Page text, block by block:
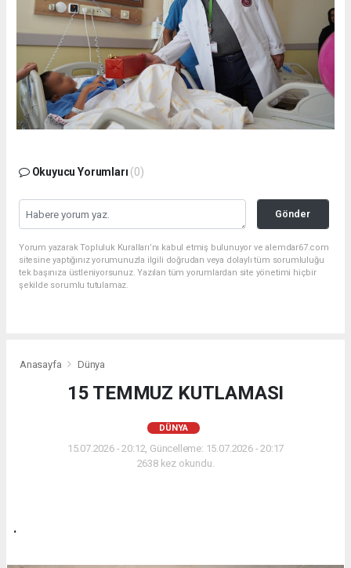
Okuyucu Yorumları (0)
Gönder
Yorum yazarak Topluluk Kuralları’nı kabul etmiş bulunuyor ve alemdar67.com
sitesine yaptığınız yorumunuzla ilgili doğrudan veya dolaylı tüm sorumluluğu
tek başınıza üstleniyorsunuz. Yazılan tüm yorumlardan site yönetimi hiçbir
şekilde sorumlu tutulamaz.
Anasayfa Dünya
15 TEMMUZ KUTLAMASI
DÜNYA
15.07.2026 - 20:12, Güncelleme: 15.07.2026 - 20:17
2638 kez okundu.
.